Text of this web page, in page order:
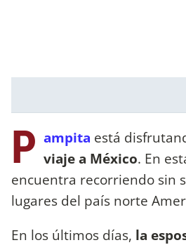
P ampita está
viaje a México. En
encuentra recorriendo sin
lugares del país norte
En los últimos días, la